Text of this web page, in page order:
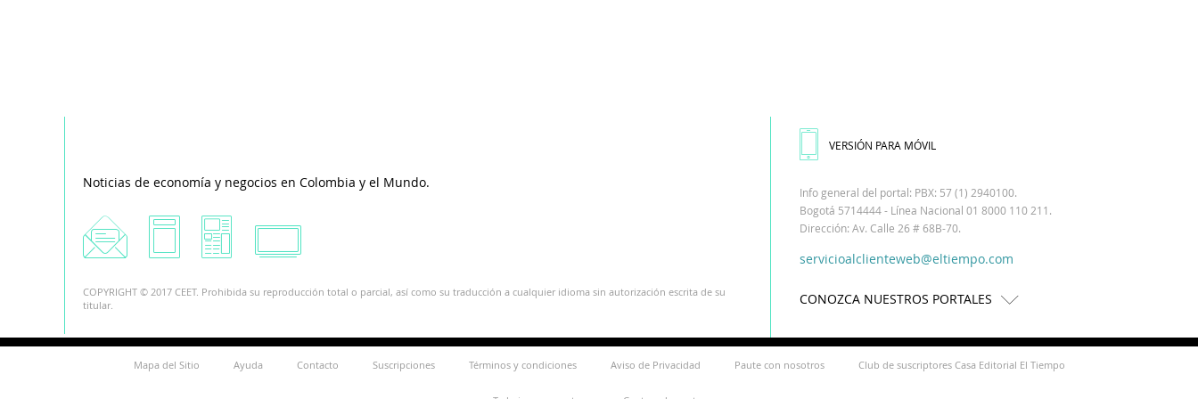
Noticias de economía y negocios en Colombia y el Mundo.
COPYRIGHT © 2017 CEET. Prohibida su reproducción total o parcial, así como su traducción a cualquier idioma sin autorización escrita de su
titular.
VERSIÓN PARA MÓVIL
Info general del portal: PBX: 57 (1) 2940100.
Bogotá 5714444 - Línea Nacional 01 8000 110 211.
Dirección: Av. Calle 26 # 68B-70.
servicioalclienteweb@eltiempo.com
CONOZCA NUESTROS PORTALES
Mapa del Sitio Ayuda Contacto Suscripciones Términos y condiciones Aviso de Privacidad Paute con nosotros Club de suscriptores Casa Editorial El Tiempo